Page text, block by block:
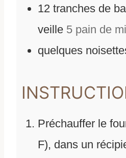
12 tranches de
veille 5 pain de
quelques
Préchauffer le
F), dans un